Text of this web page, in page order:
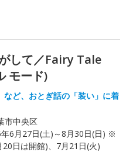
して／Fairy Tale
モード)
など、おとぎ話の「装い」に着
市中央区
6月27日(土)～8月30日(日) ※
20日は開館)、7月21日(火)